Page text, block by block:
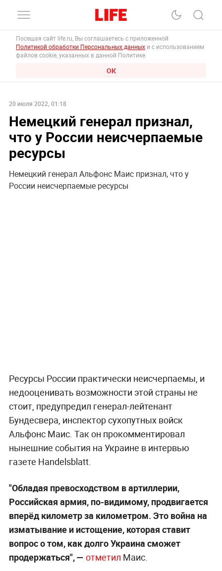
Посещая сайт life.ru, Вы соглашаетесь с приложенной
Политикой обработки Персональных данных и с использованием
файлов cookie, указанных в данной Политике.
ОК
20 июля 2022, 01:18
Немецкий генерал признал,
что у России неисчерпаемые
ресурсы
Немецкий генерал Альфонс Маис признал, что у
России неисчерпаемые ресурсы
Ресурсы России практически неисчерпаемы, и
недооценивать возможности этой страны не
стоит, предупредил генерал-лейтенант
Бундесвера, инспектор сухопутных войск
Альфонс Маис. Так он прокомментировал
нынешние события на Украине в интервью
газете Handelsblatt.
"Обладая превосходством в артиллерии,
Российская армия, по-видимому, продвигается
вперёд километр за километром. Это война на
изматывание и истощение, которая ставит
вопрос о том, как долго Украина сможет
продержаться", — отметил Маис.